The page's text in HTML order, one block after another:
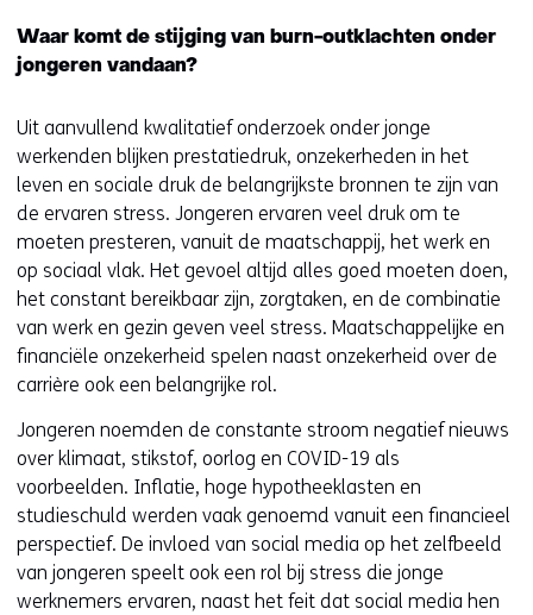
Waar komt de stijging van burn-outklachten onder
jongeren vandaan?
Uit aanvullend kwalitatief onderzoek onder jonge
werkenden blijken prestatiedruk, onzekerheden in het
leven en sociale druk de belangrijkste bronnen te zijn van
de ervaren stress. Jongeren ervaren veel druk om te
moeten presteren, vanuit de maatschappij, het werk en
op sociaal vlak. Het gevoel altijd alles goed moeten doen,
het constant bereikbaar zijn, zorgtaken, en de combinatie
van werk en gezin geven veel stress. Maatschappelijke en
financiële onzekerheid spelen naast onzekerheid over de
carrière ook een belangrijke rol.
Jongeren noemden de constante stroom negatief nieuws
over klimaat, stikstof, oorlog en COVID-19 als
voorbeelden. Inflatie, hoge hypotheeklasten en
studieschuld werden vaak genoemd vanuit een financieel
perspectief. De invloed van social media op het zelfbeeld
van jongeren speelt ook een rol bij stress die jonge
werknemers ervaren, naast het feit dat social media hen